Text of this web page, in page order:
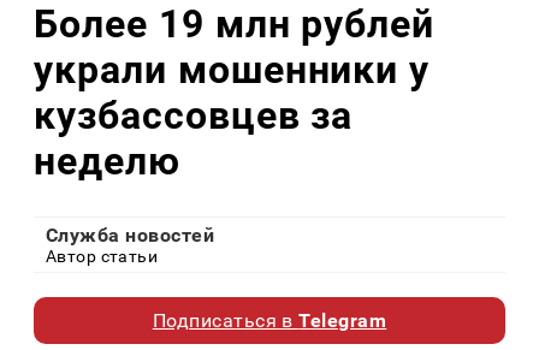
Более 19 млн рублей
украли мошенники у
кузбассовцев за
неделю
Служба новостей
Автор статьи
Подписаться вTelegram